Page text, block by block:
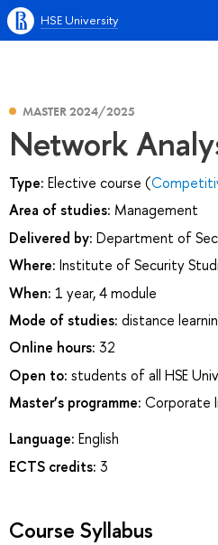
HSE University
MASTER 2024/2025
Network
Type: Elective course (
Area of studies: Management
Delivered by: Department of
Where: Institute of Security
When: 1 year, 4 module
Mode of studies: distance
Online hours: 32
Open to: students of all HSE
Master’s programme: Corporate
Language: English
ECTS credits: 3
Course Syllabus